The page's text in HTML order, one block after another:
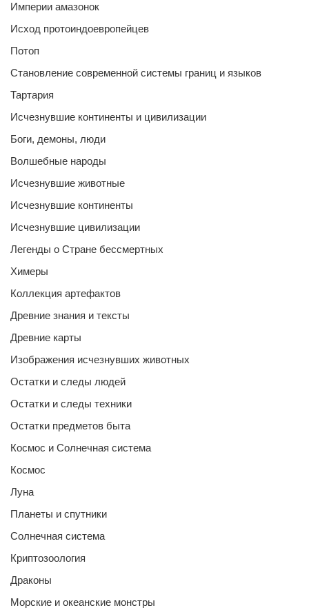
Империи амазонок
Исход протоиндоевропейцев
Потоп
Становление современной системы границ и языков
Тартария
Исчезнувшие континенты и цивилизации
Боги, демоны, люди
Волшебные народы
Исчезнувшие животные
Исчезнувшие континенты
Исчезнувшие цивилизации
Легенды о Стране бессмертных
Химеры
Коллекция артефактов
Древние знания и тексты
Древние карты
Изображения исчезнувших животных
Остатки и следы людей
Остатки и следы техники
Остатки предметов быта
Космос и Солнечная система
Космос
Луна
Планеты и спутники
Солнечная система
Криптозоология
Драконы
Морские и океанские монстры